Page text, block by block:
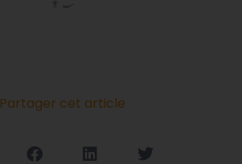
Partager cet article